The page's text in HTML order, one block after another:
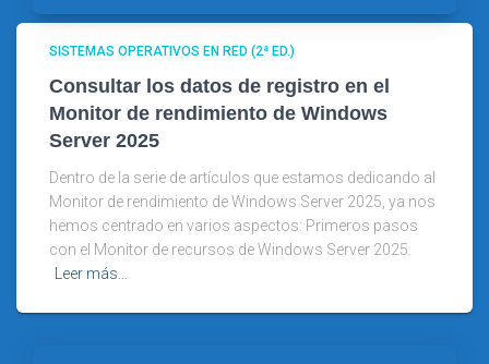
SISTEMAS OPERATIVOS EN RED (2ª ED.)
Consultar los datos de registro en el
Monitor de rendimiento de Windows
Server 2025
Dentro de la serie de artículos que estamos dedicando al
Monitor de rendimiento de Windows Server 2025, ya nos
hemos centrado en varios aspectos: Primeros pasos
con el Monitor de recursos de Windows Server 2025.
Leer más…